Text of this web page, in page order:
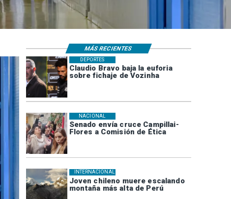
Claudio Bravo baja la euforia
sobre fichaje de Vozinha
DEPORTES
Senado envía cruce Campillai-
Flores a Comisión de Ética
NACIONAL
Joven chileno muere escalando
montaña más alta de Perú
INTERNACIONAL
MÁS RECIENTES